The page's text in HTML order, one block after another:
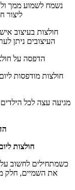
נשמח לשמוע ממך
ליצור
חולצות בעיצוב
העיצובים ניתן
הדפסה על
חולצות מודפסות
מגיעה עצה לכל
חולצות
כשמתחילים לחשוב
את השמיים, חלק